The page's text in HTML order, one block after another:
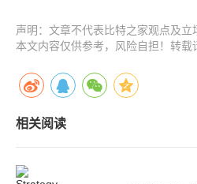
声明：文章不代表比特之家观点及
本文内容仅供参考，风险自担！转载
相关阅读